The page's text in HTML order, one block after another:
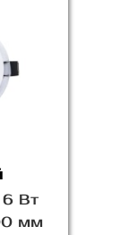
Вт
мм